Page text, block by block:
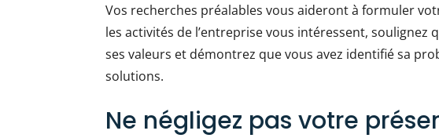
Vos recherches préalables vous aideront à formuler
les activités de l’entreprise vous intéressent, soulignez
ses valeurs et démontrez que vous avez identifié sa
solutions.
Ne négligez pas votre